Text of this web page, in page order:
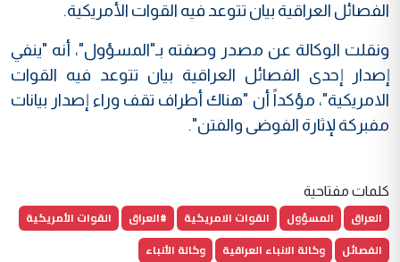
الفصائل العراقية بيان تتوعد فيه القوات الأمريكية.
ونقلت الوكالة عن مصدر وصفته بـ"المسؤول"، أنه "ينفي
إصدار إحدى الفصائل العراقية بيان تتوعد فيه القوات
الامريكية"، مؤكداً أن "هناك أطراف تقف وراء إصدار بيانات
مفبركة لإثارة الفوضى والفتن".
كلمات مفتاحية
العراق المسؤول القوات الامريكية #العراق
القوات الأمريكية
الفصائل
وكالة الانباء العراقية وكالة الأنباء